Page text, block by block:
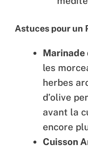
Astuces pour un
Marinade
les
herbes
d’olive
avant la
encore
Cuisson